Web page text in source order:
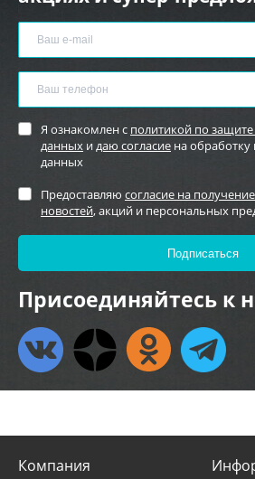
Я ознакомлен с политикой по
данных идаю согласие на
данных
Предоставляю согласие на
новостей, акций и персональных
Присоединяйтесь к
Компания